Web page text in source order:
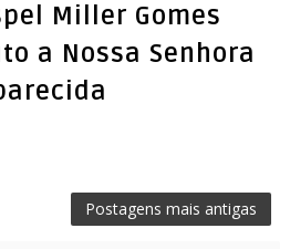
Miller Gomes
a Nossa Senhora
Postagens mais antigas